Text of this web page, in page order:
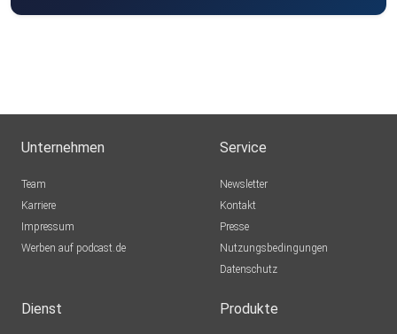
Unternehmen
Team
Karriere
Impressum
Werben auf podcast.de
Service
Newsletter
Kontakt
Presse
Nutzungsbedingungen
Datenschutz
Dienst Produkte